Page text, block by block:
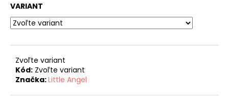
VARIANT
Zvoľte variant
Kód: Zvoľte variant
Značka:Little Angel